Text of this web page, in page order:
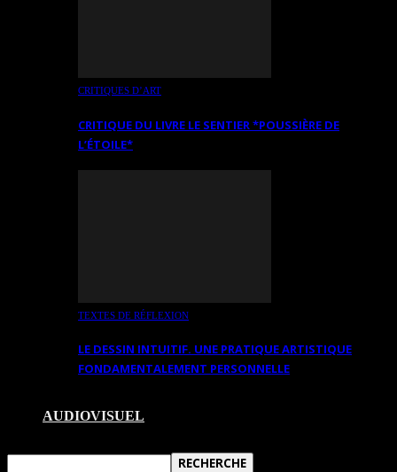
CRITIQUES D’ART
CRITIQUE DU LIVRE LE SENTIER *POUSSIÈRE DE
L’ÉTOILE*
TEXTES DE RÉFLEXION
LE DESSIN INTUITIF. UNE PRATIQUE ARTISTIQUE
FONDAMENTALEMENT PERSONNELLE
AUDIOVISUEL